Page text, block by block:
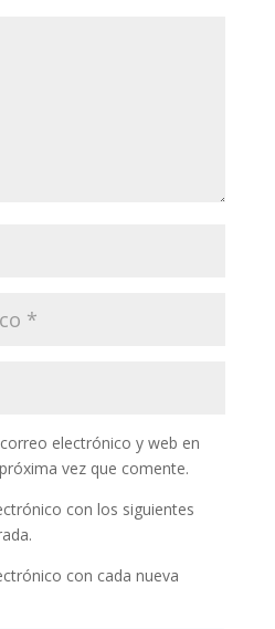
electrónico y web en
vez que comente.
con los siguientes
con cada nueva